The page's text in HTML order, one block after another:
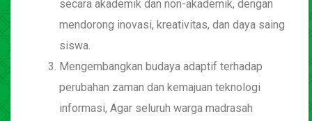
secara akademik dan non-akademik, dengan
mendorong inovasi, kreativitas, dan daya saing
siswa.
Mengembangkan budaya adaptif terhadap
perubahan zaman dan kemajuan teknologi
informasi, Agar seluruh warga madrasah